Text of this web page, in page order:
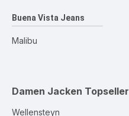
Buena Vista Jeans
Malibu
Damen Jacken Topseller
Wellensteyn